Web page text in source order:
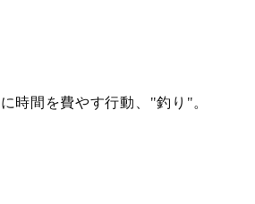
時間を費やす行動、 "釣り "。